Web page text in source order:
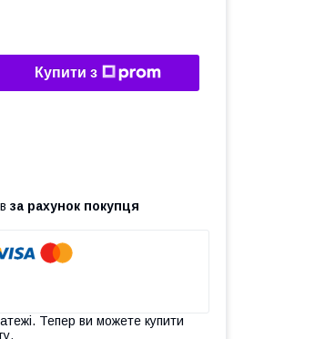
Купити з
за рахунок покупця
Тепер ви можете купити